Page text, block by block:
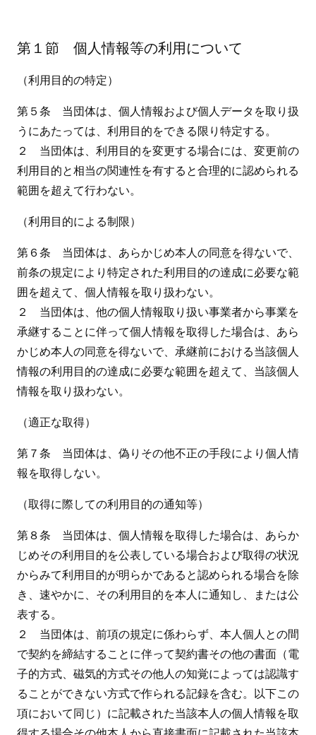
第１節 個人情報等の利用について
（利用目的の特定）
第５条 当団体は、個人情報および個人データを取り扱
うにあたっては、利用目的をできる限り特定する。
２ 当団体は、利用目的を変更する場合には、変更前の
利用目的と相当の関連性を有すると合理的に認められる
範囲を超えて行わない。
（利用目的による制限）
第６条 当団体は、あらかじめ本人の同意を得ないで、
前条の規定により特定された利用目的の達成に必要な範
囲を超えて、個人情報を取り扱わない。
２ 当団体は、他の個人情報取り扱い事業者から事業を
承継することに伴って個人情報を取得した場合は、あら
かじめ本人の同意を得ないで、承継前における当該個人
情報の利用目的の達成に必要な範囲を超えて、当該個人
情報を取り扱わない。
（適正な取得）
第７条 当団体は、偽りその他不正の手段により個人情
報を取得しない。
（取得に際しての利用目的の通知等）
第８条 当団体は、個人情報を取得した場合は、あらか
じめその利用目的を公表している場合および取得の状況
からみて利用目的が明らかであると認められる場合を除
き、速やかに、その利用目的を本人に通知し、または公
表する。
２ 当団体は、前項の規定に係わらず、本人個人との間
で契約を締結することに伴って契約書その他の書面（電
子的方式、磁気的方式その他人の知覚によっては認識す
ることができない方式で作られる記録を含む。以下この
項において同じ）に記載された当該本人の個人情報を取